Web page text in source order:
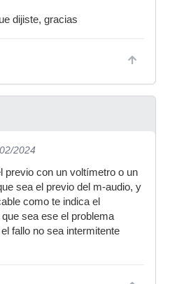
dijiste, gracias
2024
previo con un voltímetro o un
sea el previo del m-audio, y
como te indica el
sea ese el problema
fallo no sea intermitente